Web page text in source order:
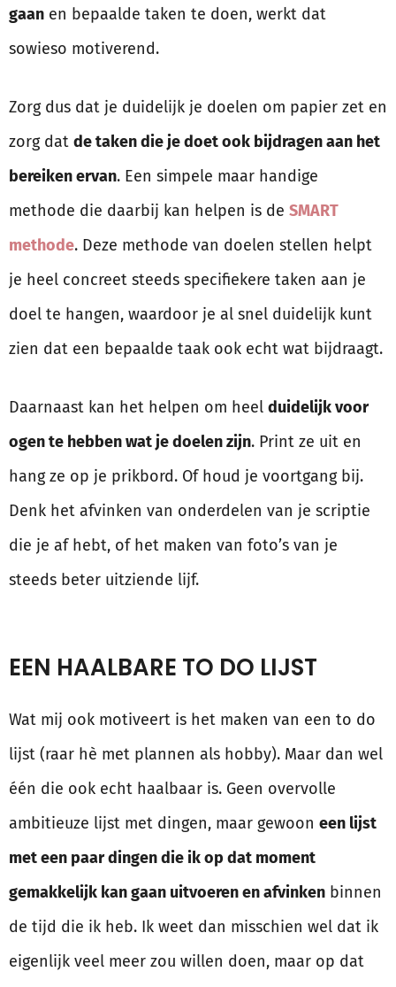
gaan en bepaalde taken te doen, werkt dat
sowieso motiverend.
Zorg dus dat je duidelijk je doelen om papier zet en
zorg dat de taken die je doet ook bijdragen aan het
bereiken ervan. Een simpele maar handige
methode die daarbij kan helpen is de SMART
methode. Deze methode van doelen stellen helpt
je heel concreet steeds specifiekere taken aan je
doel te hangen, waardoor je al snel duidelijk kunt
zien dat een bepaalde taak ook echt wat bijdraagt.
Daarnaast kan het helpen om heel duidelijk voor
ogen te hebben wat je doelen zijn. Print ze uit en
hang ze op je prikbord. Of houd je voortgang bij.
Denk het afvinken van onderdelen van je scriptie
die je af hebt, of het maken van foto’s van je
steeds beter uitziende lijf.
EEN HAALBARE TO DO LIJST
Wat mij ook motiveert is het maken van een to do
lijst (raar hè met plannen als hobby). Maar dan wel
één die ook echt haalbaar is. Geen overvolle
ambitieuze lijst met dingen, maar gewoon een lijst
met een paar dingen die ik op dat moment
gemakkelijk kan gaan uitvoeren en afvinken binnen
de tijd die ik heb. Ik weet dan misschien wel dat ik
eigenlijk veel meer zou willen doen, maar op dat